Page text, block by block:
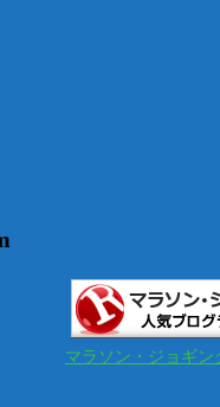
マラソン・ジョギン